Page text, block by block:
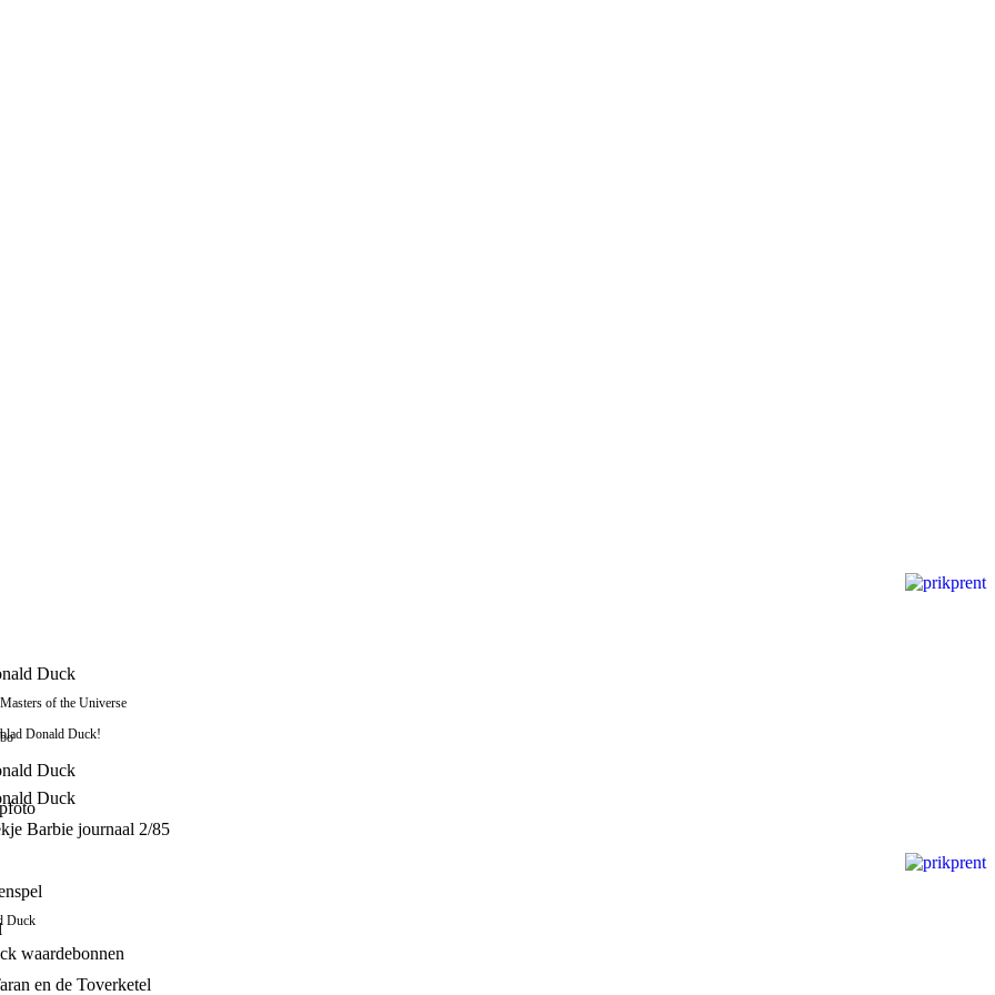
Duck
of the Universe
Donald Duck!
Duck
Duck
Barbie journaal 2/85
Duck
waardebonnen
en de Toverketel